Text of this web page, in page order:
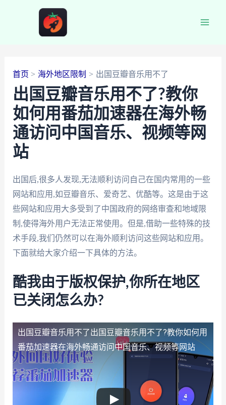
首页 海外地区限制 出国豆瓣音乐用不了
出国豆瓣音乐用不了?教你
如何用番茄加速器在海外畅
通访问中国音乐、视频等网
站
出国后,很多人发现,无法顺利访问自己在国内常用的一些
网站和应用,如豆瓣音乐、爱奇艺、优酷等。这是由于这
些网站和应用大多受到了中国政府的网络审查和地域限
制,使得海外用户无法正常使用。但是,借助一些特殊的技
术手段,我们仍然可以在海外顺利访问这些网站和应用。
下面就给大家介绍一下具体的方法。
酷我由于版权保护,你所在地区
已关闭怎么办?
出国豆瓣音乐用不了出国豆瓣音乐用不了?教你如何用
番茄加速器在海外畅通访问中国音乐、视频等网站